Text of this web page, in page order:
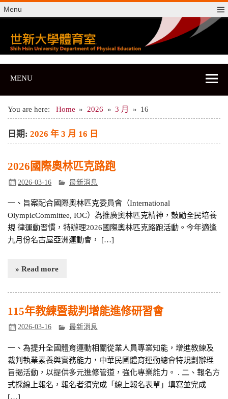
Skip
to
content
Menu
世新大學體育室
世新大學體育室
MENU
You are here: Home 2026 3 月 16
日期:2026 年 3 月 16 日
2026國際奧林匹克路跑
2026-03-16 最新消息
一、旨案配合國際奧林匹克委員會（International
OlympicCommittee, IOC）為推廣奧林匹克精神，鼓勵全民培養
規 律運動習慣，特辦理2026國際奧林匹克路跑活動。今年適逢
九月份名古屋亞洲運動會， […]
» Read more
115年教練暨裁判增能進修研習會
2026-03-16 最新消息
一、為提升全國體育運動相關從業人員專業知能，增進教練及
裁判執業素養與實務能力，中華民國體育運動總會特規劃辦理
旨揭活動，以提供多元進修管道，強化專業能力。 . 二、報名方
式採線上報名，報名者須完成「線上報名表單」填寫並完成
[…]